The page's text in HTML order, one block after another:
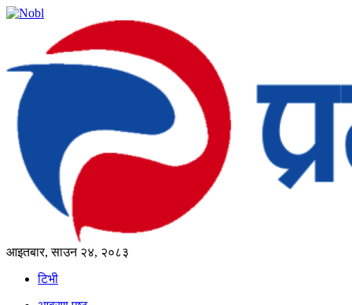
आइतबार, साउन २४, २०८३
टिभी